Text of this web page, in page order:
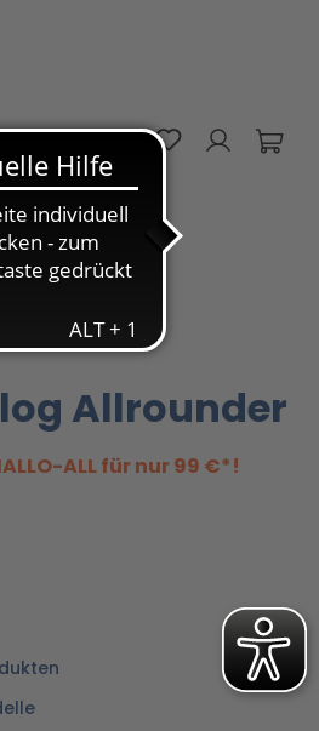
DE Du hast 0
Allrounder
ALL für nur 99 €*!